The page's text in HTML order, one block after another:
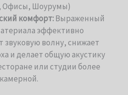
Офисы, Шоурумы)
комфорт:Выраженный
эффективно
звуковую волну, снижает
и делает общую акустику
или студии более